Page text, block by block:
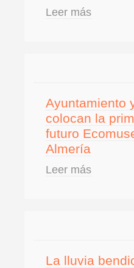
Leer más
Ayuntamiento
colocan la
futuro
Almería
Leer más
La lluvia